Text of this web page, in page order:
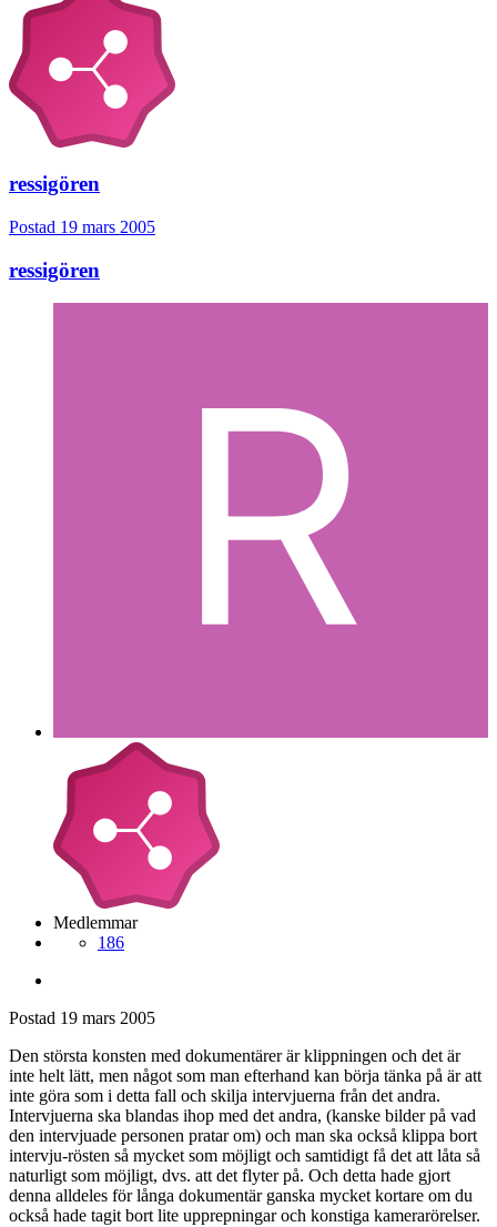
ressigören
Postad 19 mars 2005
ressigören
Medlemmar
186
Postad 19 mars 2005
Den största konsten med dokumentärer är klippningen och det är
inte helt lätt, men något som man efterhand kan börja tänka på är att
inte göra som i detta fall och skilja intervjuerna från det andra.
Intervjuerna ska blandas ihop med det andra, (kanske bilder på vad
den intervjuade personen pratar om) och man ska också klippa bort
intervju-rösten så mycket som möjligt och samtidigt få det att låta så
naturligt som möjligt, dvs. att det flyter på. Och detta hade gjort
denna alldeles för långa dokumentär ganska mycket kortare om du
också hade tagit bort lite upprepningar och konstiga kamerarörelser.